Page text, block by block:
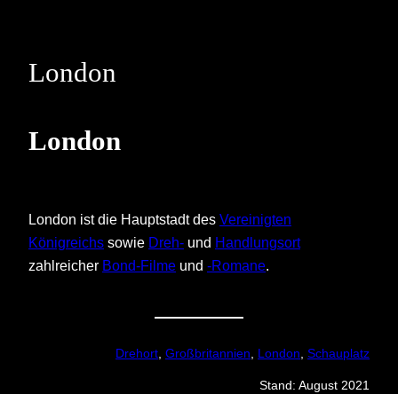
contentLondon
London
London ist die Hauptstadt des Vereinigten
Königreichs sowie Dreh- und Handlungsort
zahlreicher Bond-Filme und -Romane.
Drehort Großbritannien London Schauplatz
Stand: August 2021